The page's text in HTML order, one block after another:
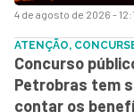
4 de agosto de 2026 -
ATENÇÃO,
Concurso
Petrobras tem
contar os